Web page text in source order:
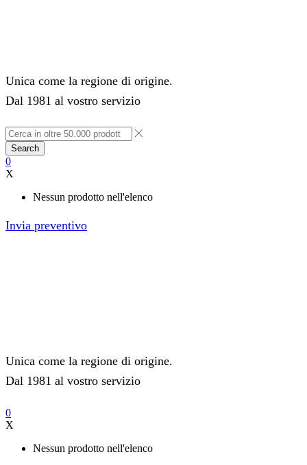
Unica come la regione di origine.
Dal 1981 al vostro servizio
Search
0
X
Nessun prodotto nell'elenco
Invia preventivo
Unica come la regione di origine.
Dal 1981 al vostro servizio
0
X
Nessun prodotto nell'elenco